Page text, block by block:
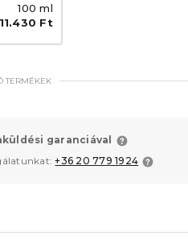
100 ml
11.430 Ft
TERMÉKEK
garanciával
+36 20 779 1924